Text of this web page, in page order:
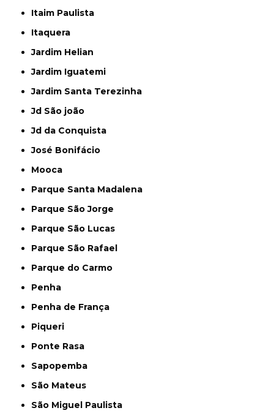
Itaim Paulista
Itaquera
Jardim Helian
Jardim Iguatemi
Jardim Santa Terezinha
Jd São joão
Jd da Conquista
José Bonifácio
Mooca
Parque Santa Madalena
Parque São Jorge
Parque São Lucas
Parque São Rafael
Parque do Carmo
Penha
Penha de França
Piqueri
Ponte Rasa
Sapopemba
São Mateus
São Miguel Paulista